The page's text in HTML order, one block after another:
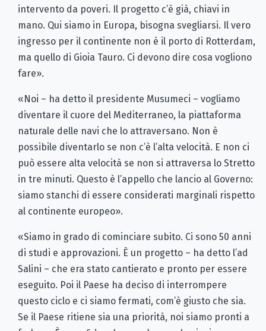
intervento da poveri. Il progetto c’è già, chiavi in
mano. Qui siamo in Europa, bisogna svegliarsi. Il vero
ingresso per il continente non è il porto di Rotterdam,
ma quello di Gioia Tauro. Ci devono dire cosa vogliono
fare».
«Noi – ha detto il presidente Musumeci – vogliamo
diventare il cuore del Mediterraneo, la piattaforma
naturale delle navi che lo attraversano. Non è
possibile diventarlo se non c’è l’alta velocità. E non ci
può essere alta velocità se non si attraversa lo Stretto
in tre minuti. Questo è l’appello che lancio al Governo:
siamo stanchi di essere considerati marginali rispetto
al continente europeo».
«Siamo in grado di cominciare subito. Ci sono 50 anni
di studi e approvazioni. È un progetto – ha detto l’ad
Salini – che era stato cantierato e pronto per essere
eseguito. Poi il Paese ha deciso di interrompere
questo ciclo e ci siamo fermati, com’è giusto che sia.
Se il Paese ritiene sia una priorità, noi siamo pronti a